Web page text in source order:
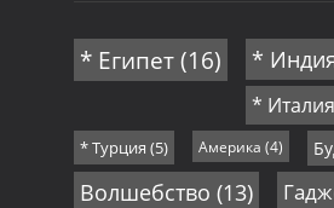
* Египет(16) *
* Италия
* Турция (5) Америка (4)
Волшебство (13)